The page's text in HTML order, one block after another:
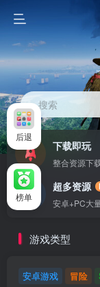
搜索
下载即玩
整合资源下
超多资源
安卓+PC大
游戏类型
安卓游戏 冒险
后退
榜单